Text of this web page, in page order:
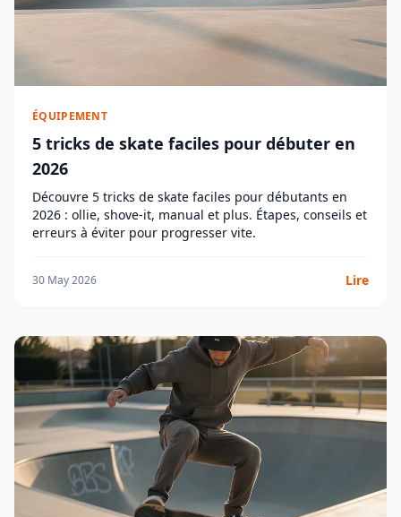
ÉQUIPEMENT
5 tricks de skate faciles pour débuter en
2026
Découvre 5 tricks de skate faciles pour débutants en
2026 : ollie, shove-it, manual et plus. Étapes, conseils et
erreurs à éviter pour progresser vite.
30 May 2026 Lire